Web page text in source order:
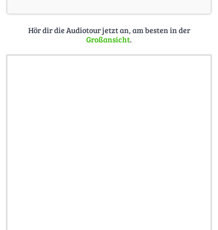
Hör dir die Audiotour jetzt an, am besten in der
Großansicht.